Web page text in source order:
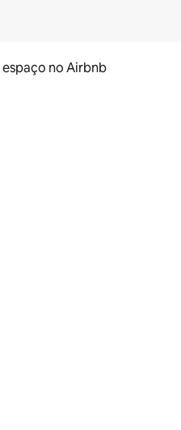
espaço no Airbnb